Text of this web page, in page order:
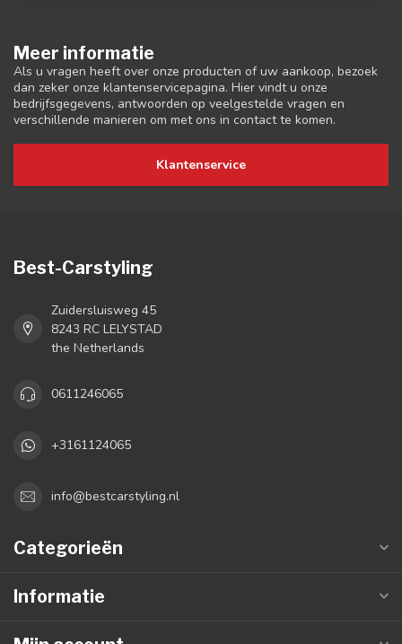
Meer informatie
Als u vragen heeft over onze producten of uw aankoop, bezoek
dan zeker onze klantenservicepagina. Hier vindt u onze
bedrijfsgegevens, antwoorden op veelgestelde vragen en
verschillende manieren om met ons in contact te komen.
Klantenservice
Best-Carstyling
Zuidersluisweg 45
8243 RC LELYSTAD
the Netherlands
0611246065
+3161124065
info@bestcarstyling.nl
Categorieën
Informatie